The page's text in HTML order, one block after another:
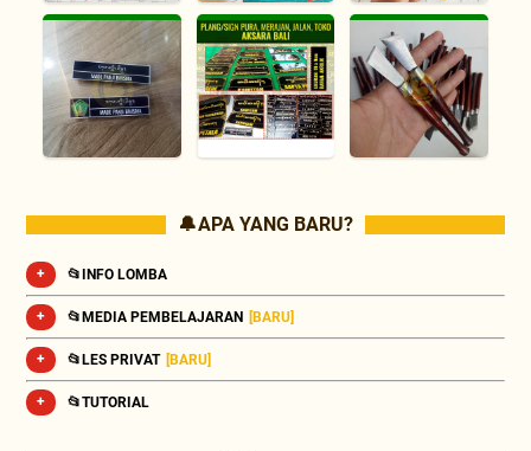
🔔 APA YANG BARU?
📂INFO LOMBA
📂MEDIA PEMBELAJARAN [BARU]
📂LES PRIVAT [BARU]
📂TUTORIAL